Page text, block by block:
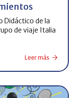
Didáctico de la
de viaje Italia
Leer más